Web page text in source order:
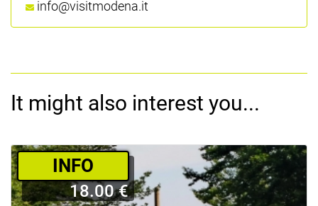
info@visitmodena.it
It might also interest you...
­INFO
18.00 €